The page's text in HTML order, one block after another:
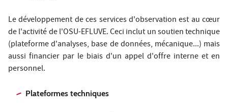
Le développement de ces services d'observation est au cœur
de l'activité de l'OSU-EFLUVE. Ceci inclut un soutien technique
(plateforme d'analyses, base de données, mécanique...) mais
aussi financier par le biais d'un appel d'offre interne et en
personnel.
Plateformes techniques